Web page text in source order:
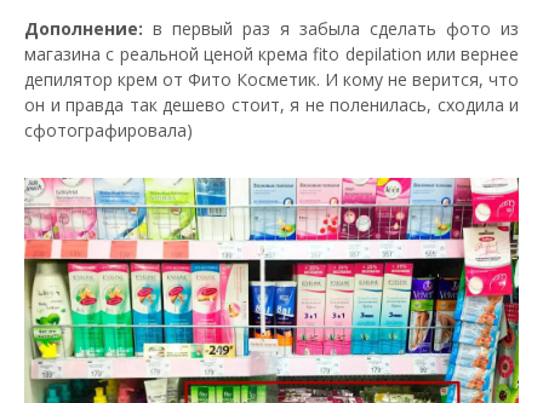
Дополнение: в первый раз я забыла сделать фото из
магазина с реальной ценой крема fito depilation или вернее
депилятор крем от Фито Косметик. И кому не верится, что
он и правда так дешево стоит, я не поленилась, сходила и
сфотографировала)